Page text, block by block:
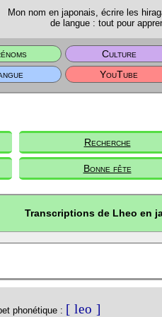
Mon nom en japonais, écrire les
de langue : tout pour
Culture
YouTube
Recherche
Bonne fête
Transcriptions de Lheo en
phonétique : [ leo ]